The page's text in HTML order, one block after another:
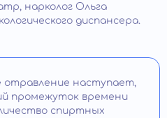
нарколог Ольга
диспансера.
отравление наступает,
промежуток времени
спиртных